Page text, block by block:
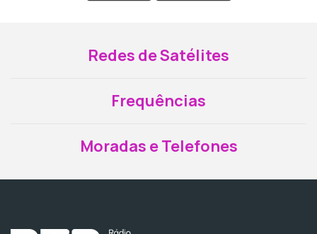
Redes de Satélites
Frequências
Moradas e Telefones